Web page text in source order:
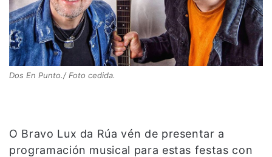
Dos En Punto./ Foto cedida.
O Bravo Lux da Rúa vén de presentar a
programación musical para estas festas con